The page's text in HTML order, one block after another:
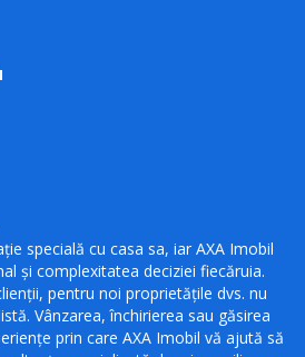
specială cu casa sa, iar AXA Imobil
și complexitatea deciziei fiecăruia.
pentru noi proprietățile dvs. nu
Vânzarea, închirierea sau găsirea
prin care AXA Imobil vă ajută să